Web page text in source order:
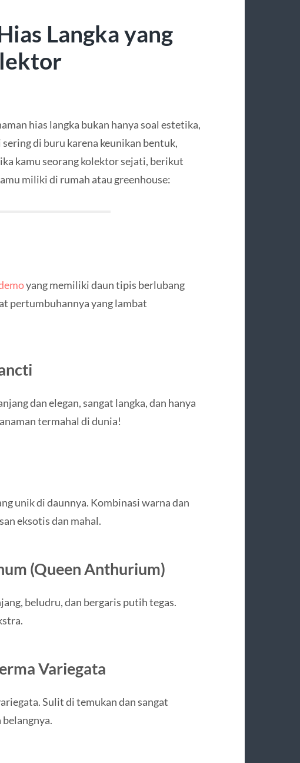
Langka yang
hias langka bukan hanya soal estetika,
di buru karena keunikan bentuk,
kamu seorang kolektor sejati, berikut
miliki di rumah atau greenhouse:
yang memiliki daun tipis berlubang
pertumbuhannya yang lambat
dan elegan, sangat langka, dan hanya
termahal di dunia!
unik di daunnya. Kombinasi warna dan
eksotis dan mahal.
(Queen Anthurium)
beludru, dan bergaris putih tegas.
Variegata
Sulit di temukan dan sangat